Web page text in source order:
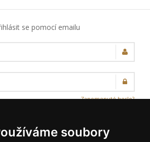
soubory
se pomocí emailu
Zapomenuté heslo?
tomto zařízení